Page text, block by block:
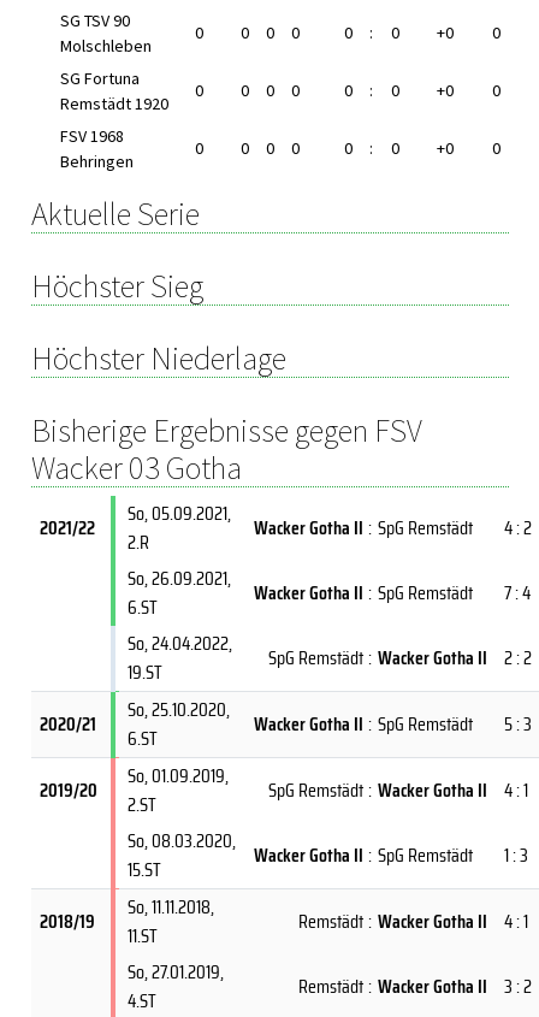
SG TSV 90
Molschleben
0 0 0 0 0 : 0 +0 0
SG Fortuna
Remstädt 1920
0 0 0 0 0 : 0 +0 0
FSV 1968
Behringen
0 0 0 0 0 : 0 +0 0
Aktuelle Serie
Höchster Sieg
Höchster Niederlage
Bisherige Ergebnisse gegen FSV
Wacker 03 Gotha
2021/22 So, 05.09.2021,
2.R
Wacker Gotha II : SpG Remstädt
4 : 2
So, 26.09.2021,
6.ST
Wacker Gotha II : SpG Remstädt
7 : 4
So, 24.04.2022,
19.ST
SpG Remstädt: Wacker Gotha II 2 : 2
2020/21 So, 25.10.2020,
6.ST
Wacker Gotha II : SpG Remstädt 5 : 3
2019/20 So, 01.09.2019,
2.ST
SpG Remstädt: Wacker Gotha II 4 : 1
So, 08.03.2020,
15.ST
Wacker Gotha II : SpG Remstädt 1 : 3
2018/19 So, 11.11.2018,
11.ST
Remstädt: Wacker Gotha II 4 : 1
So, 27.01.2019,
4.ST
Remstädt: Wacker Gotha II 3 : 2